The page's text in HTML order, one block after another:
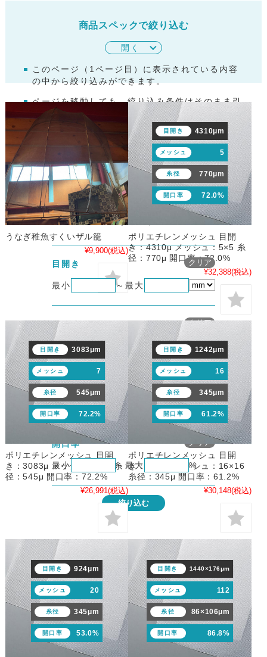
商品スペックで絞り込む
開く
このページ（ 1 ページ目）に表示されている内容
の中から絞り込みができます。
ページを移動しても、絞り込み条件はそのまま引
き継がれます。
未入力の項目は、絞り込み条件に含まれません。
「最大のみ」「最小のみ」片方のみの指定も可能
です。
「目開き」や「線径･糸径」は、単位をプルダウ
ンで「mm」「μm」から選択できます。どちら
の単位で入力しても、自動的に換算され、両方の
表記の商品が対象になります。
目開き
最小 ～ 最大
メッシュの絞り込み条
クリア
メッシュ
最小 ～ 最大
メッシュの絞り込み条
クリア
線径･糸径
最小 ～最大
メッシュの絞り込み条
クリア
開口率
最小 ～ 最大 %
メッシュの絞り込み条
クリア
絞り込む
うなぎ稚魚すくいザル籠
¥9,900(税込)
目開き 4310μm
メッシュ 5
糸径 770μm
開口率 72.0%
ポリエチレンメッシュ 目開
き：4310μ メッシュ：5×5 糸
径：770μ 開口率：72.0%
¥32,388(税込)
目開き 3083μm
メッシュ 7
糸径 545μm
開口率 72.2%
ポリエチレンメッシュ 目開
き：3083μ メッシュ：7×7 糸
径：545μ 開口率：72.2%
¥26,991(税込)
目開き 1242μm
メッシュ 16
糸径 345μm
開口率 61.2%
ポリエチレンメッシュ 目開
き：1242μ メッシュ：16×16
糸径：345μ 開口率：61.2%
¥30,148(税込)
目開き 924μm
メッシュ 20
糸径 345μm
開口率 53.0%
目開き 1440×176μm
メッシュ 112
糸径 86×106μm
開口率 86.8%